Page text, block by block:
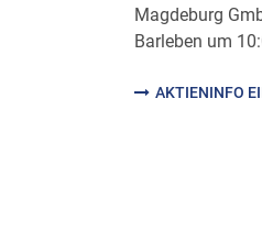
Magdeburg
Barleben um
AKTIENINFO